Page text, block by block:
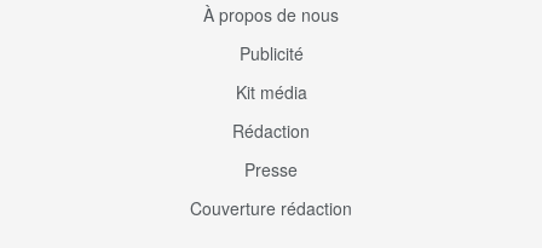
À propos de nous
Publicité
Kit média
Rédaction
Presse
Couverture rédaction